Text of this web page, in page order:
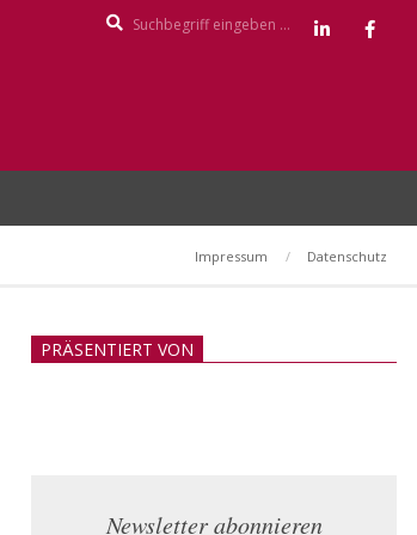
Impressum Datenschutz
PRÄSENTIERT VON
Newsletter abonnieren